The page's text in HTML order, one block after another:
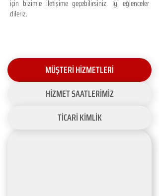
için bizimle iletişime geçebilirsiniz. İyi eğlenceler
dileriz.
MÜŞTERİ HİZMETLERİ
HİZMET SAATLERİMİZ
TİCARİ KİMLİK